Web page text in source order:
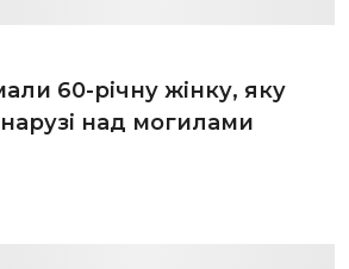
60-річну жінку, яку
над могилами